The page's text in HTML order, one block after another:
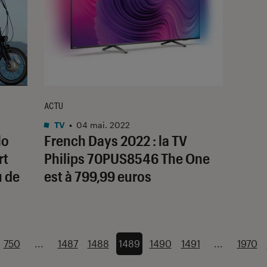
de
French Days 2022 : la TV
Philips 70PUS8546 The One
est à 799,99 euros
ACTU
TV • 04 mai. 2022
750 ... 1487 1488 1489 1490 1491 ... 1970